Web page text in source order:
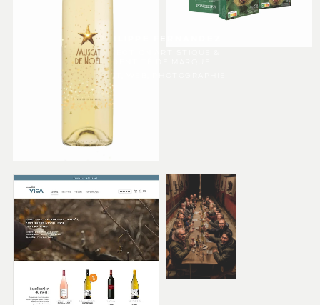
PHILIPPE FERNANDEZ
DIRECTION ARTISTIQUE &
IDENTITÉ DE MARQUE
PRINT, WEB, PHOTOGRAPHIE